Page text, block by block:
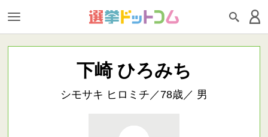
下崎 ひろみち
シモサキ ヒロミチ／78歳／ 男